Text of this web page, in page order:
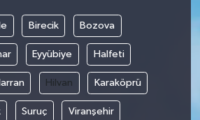
Birecik Bozova
Eyyübiye Halfeti
Hilvan Karaköprü
Suruç Viranşehir